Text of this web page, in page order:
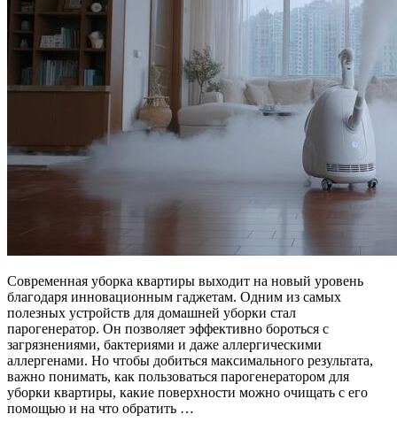
Современная уборка квартиры выходит на новый уровень
благодаря инновационным гаджетам. Одним из самых
полезных устройств для домашней уборки стал
парогенератор. Он позволяет эффективно бороться с
загрязнениями, бактериями и даже аллергическими
аллергенами. Но чтобы добиться максимального результата,
важно понимать, как пользоваться парогенератором для
уборки квартиры, какие поверхности можно очищать с его
помощью и на что обратить …